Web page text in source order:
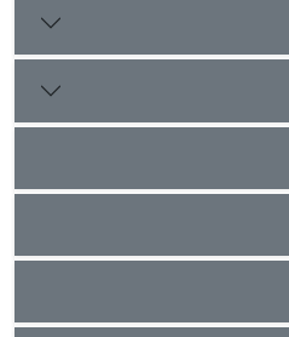
در کتاب‌های تاریخ ایران و جهان 1 و 2، تاریخ معاصر ایران و
تاریخ‌شناسی به ترتیب 357 (4/13 %)، 740 (9/27 %)، 1342 (5/50
%)، 217 (2/8 %) می‌باشد. 3. همچنین در بین ابعاد مورد بررسی
بعد شناختی با میزان بار اطلاعاتی 907/0 و ضریب اهمیت 359/0